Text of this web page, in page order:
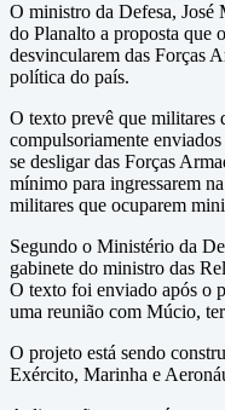
O ministro da Defesa,
do Planalto a proposta que
desvincularem das Forças
política do país.
O texto prevê que militares
compulsoriamente
se desligar das Forças
mínimo para ingressarem
militares que ocuparem
Segundo o Ministério da
gabinete do ministro das
O texto foi enviado após o
uma reunião com Múcio,
O projeto está sendo
Exército, Marinha e